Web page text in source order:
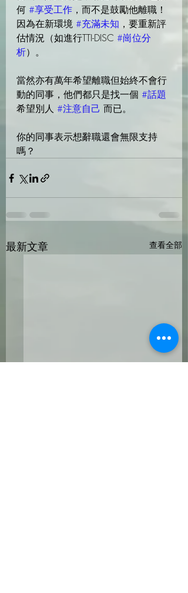
何 #享受工作 ，而不是鼓勵他離職！
因為在新環境 #充滿未知 ，要重新評
估情況（如進行TTI-DISC #崗位分
析）。
當然亦有萬年希望離職但始終不會行
動的同事，他們都只是找一個 #話題
希望別人 #注意自己 而已。
你的同事表示想辭職還會無限支持
嗎？
最新文章 查看全部